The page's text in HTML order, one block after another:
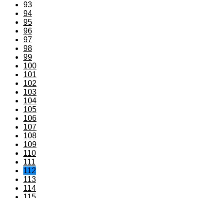
93
94
95
96
97
98
99
100
101
102
103
104
105
106
107
108
109
110
111
112
113
114